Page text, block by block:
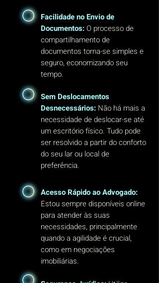
Facilidade no Envio de
Documentos: O processo de
compartilhamento de
documentos torna-se simples e
seguro, economizando seu
tempo.
Sem Deslocamentos
Desnecessários: Não há mais a
necessidade de deslocar-se até
um escritório físico. Tudo pode
ser resolvido a partir do conforto
do seu lar ou local de
preferência.
Acesso Rápido ao Advogado:
Estou sempre disponíveis online
para atender às suas
necessidades, principalmente
quando a agilidade é crucial,
como em negociações
imobiliárias.